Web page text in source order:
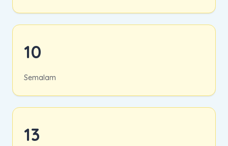
10
Semalam
13